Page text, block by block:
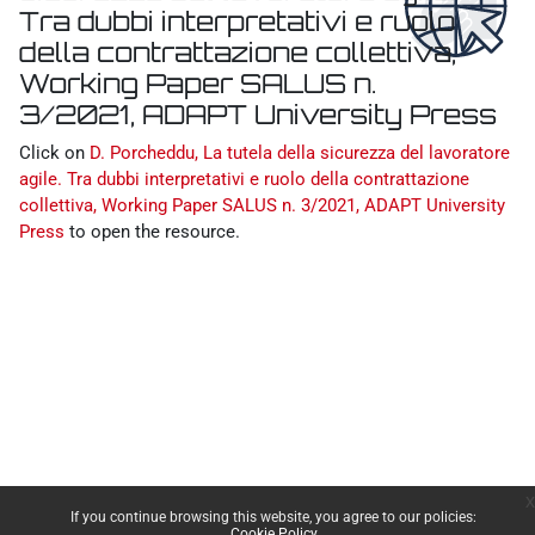
If you continue browsing this website, you agree to our policies:
Tra dubbi interpretativi e ruolo
della contrattazione collettiva,
Working Paper SALUS n.
3/2021, ADAPT University Press
Completion requirements
Click on D. Porcheddu, La tutela della sicurezza del lavoratore
agile. Tra dubbi interpretativi e ruolo della contrattazione
collettiva, Working Paper SALUS n. 3/2021, ADAPT University
Press to open the resource.